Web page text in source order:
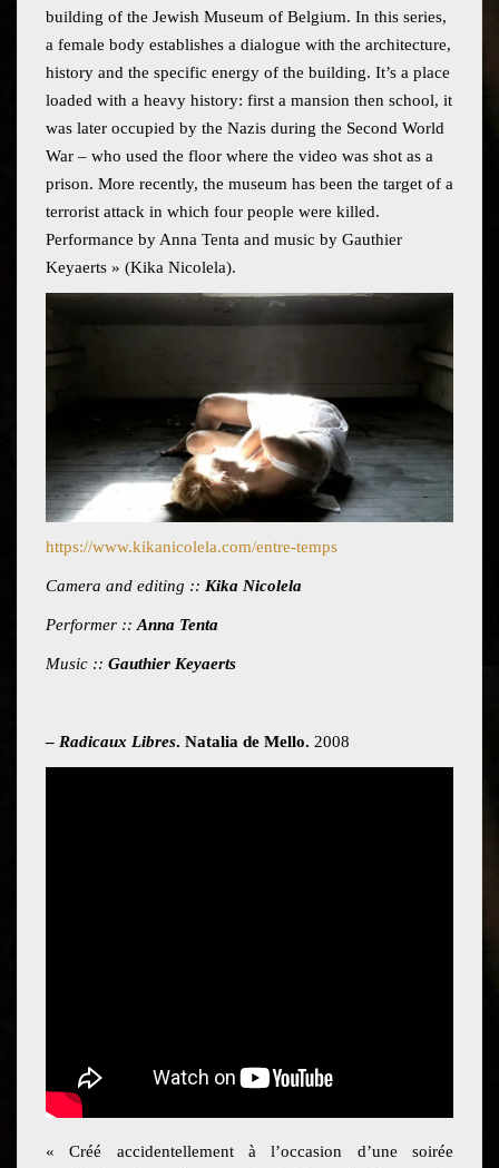
building of the Jewish Museum of Belgium. In this series,
a female body establishes a dialogue with the architecture,
history and the specific energy of the building. It’s a place
loaded with a heavy history: first a mansion then school, it
was later occupied by the Nazis during the Second World
War – who used the floor where the video was shot as a
prison. More recently, the museum has been the target of a
terrorist attack in which four people were killed.
Performance by Anna Tenta and music by Gauthier
Keyaerts » (Kika Nicolela).
https://www.kikanicolela.com/entre-temps
Camera and editing :: Kika Nicolela
Performer :: Anna Tenta
Music :: Gauthier Keyaerts
– Radicaux Libres. Natalia de Mello. 2008
« Créé accidentellement à l’occasion d’une soirée